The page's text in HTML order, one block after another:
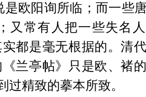
欧阳询所临；而一些
又常有人把一些失名
都是毫无根据的。清
兰亭帖》只是欧、褚的
精致的摹本所致。